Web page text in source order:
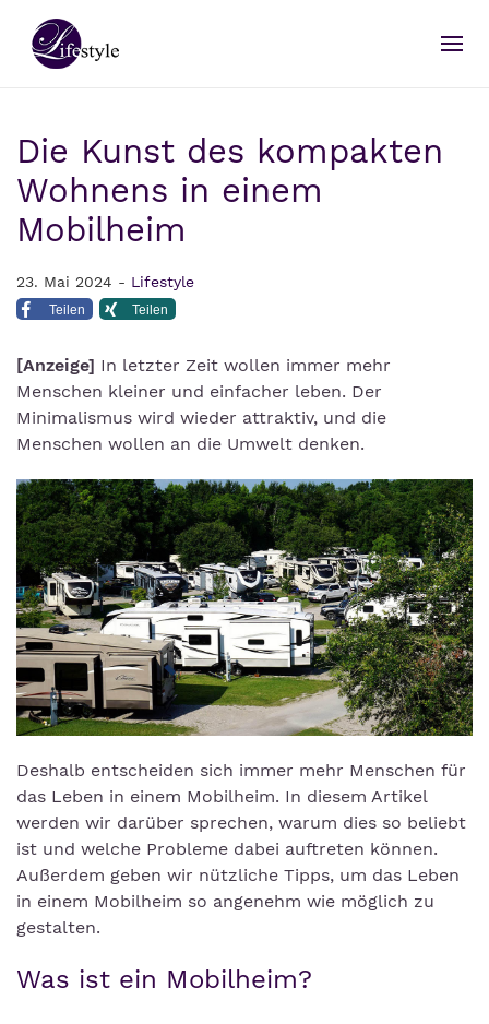
Die Kunst des kompakten
Wohnens in einem
Mobilheim
23. Mai 2024 - Lifestyle
Teilen Teilen
[Anzeige] In letzter Zeit wollen immer mehr
Menschen kleiner und einfacher leben. Der
Minimalismus wird wieder attraktiv, und die
Menschen wollen an die Umwelt denken.
Deshalb entscheiden sich immer mehr Menschen für
das Leben in einem Mobilheim. In diesem Artikel
werden wir darüber sprechen, warum dies so beliebt
ist und welche Probleme dabei auftreten können.
Außerdem geben wir nützliche Tipps, um das Leben
in einem Mobilheim so angenehm wie möglich zu
gestalten.
Was ist ein Mobilheim?